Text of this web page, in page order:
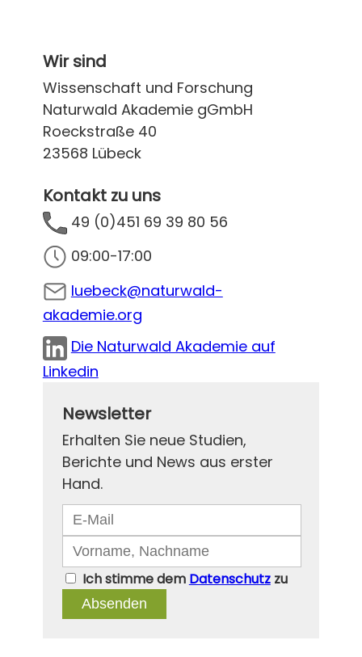
Wir sind
Wissenschaft und Forschung
Naturwald Akademie gGmbH
Roeckstraße 40
23568 Lübeck
Kontakt zu uns
49 (0)451 69 39 80 56
09:00-17:00
luebeck@naturwald-
akademie.org
Die Naturwald Akademie auf
Linkedin
Newsletter
Erhalten Sie neue Studien,
Berichte und News aus erster
Hand.
Ich stimme dem Datenschutzzu
Absenden